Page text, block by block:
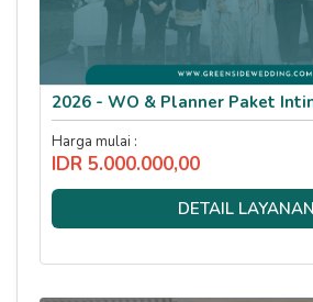
2026 - WO & Planner Paket
Harga mulai :
IDR 5.000.000,00
DETAIL LAYANAN